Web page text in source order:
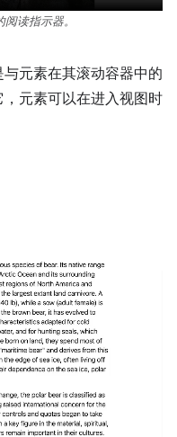
读指示器。
元素在其滚动容器中的
元素可以在进入视图时